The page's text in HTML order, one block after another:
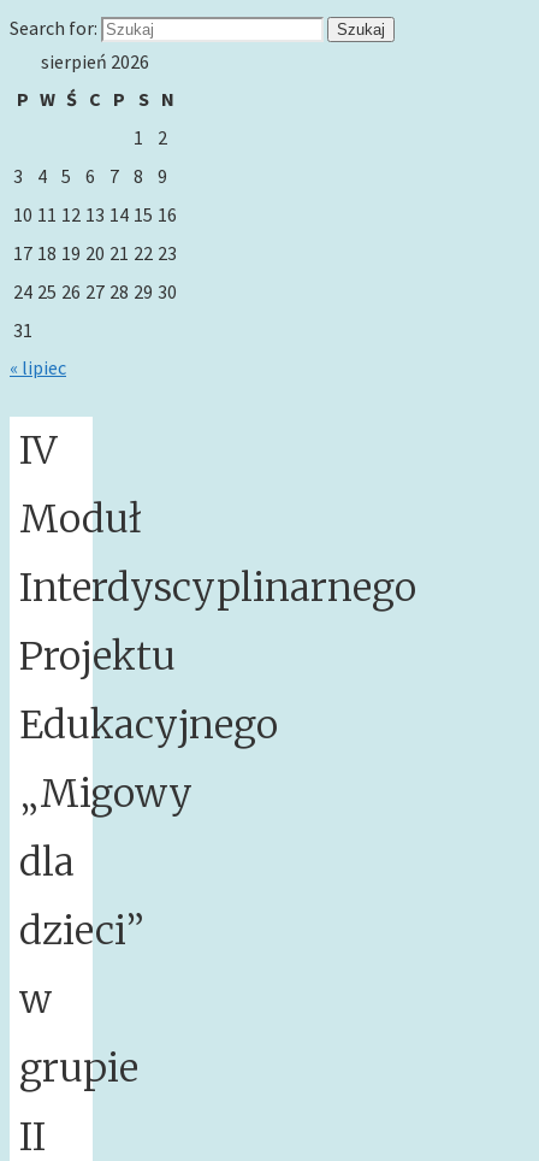
Search for: Szukaj
sierpień 2026
P W Ś C P S N
1
2
3
4 5 6 7 8
9
10 11 12 13 14 15 16
17 18 19 20 21 22 23
24 25 26 27 28 29 30
31
« lipiec
IV
Moduł
Interdyscyplinarnego
Projektu
Edukacyjnego
„Migowy
dla
dzieci”
w
grupie
II